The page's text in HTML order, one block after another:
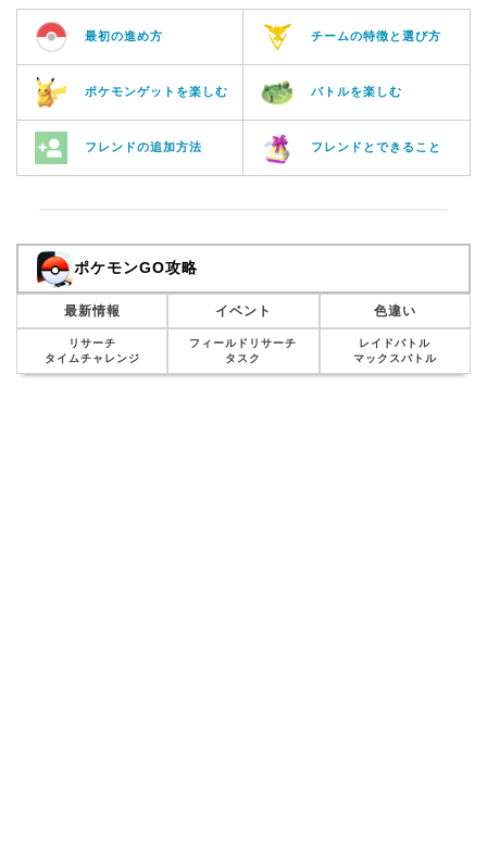
最初の進め方 チームの特徴と選び方
ポケモンゲットを楽しむ バトルを楽しむ
フレンドの追加方法 フレンドとできること
ポケモンGO攻略
最新情報 イベント 色違い
リサーチ
タイムチャレンジ
フィールドリサーチ
タスク
レイドバトル
マックスバトル